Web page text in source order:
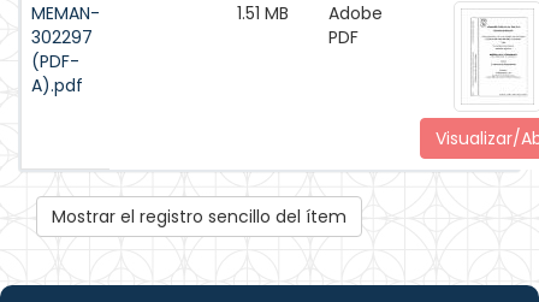
MEMAN-
302297
(PDF-
A).pdf
1.51 MB
Adobe
PDF
Visualizar/
Mostrar el registro sencillo del ítem